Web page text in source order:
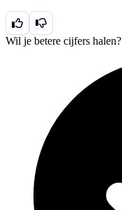
Wil je betere cijfers halen?